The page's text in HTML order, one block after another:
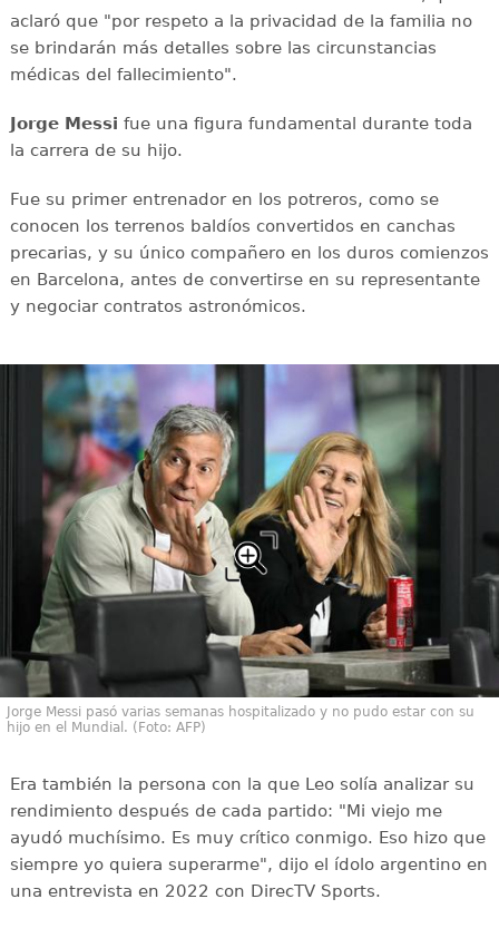
aclaró que "por respeto a la privacidad de la familia no
se brindarán más detalles sobre las circunstancias
médicas del fallecimiento".
Jorge Messi fue una figura fundamental durante toda
la carrera de su hijo.
Fue su primer entrenador en los potreros, como se
conocen los terrenos baldíos convertidos en canchas
precarias, y su único compañero en los duros comienzos
en Barcelona, antes de convertirse en su representante
y negociar contratos astronómicos.
Jorge Messi pasó varias semanas hospitalizado y no pudo estar con su
hijo en el Mundial. (Foto: AFP)
Era también la persona con la que Leo solía analizar su
rendimiento después de cada partido: "Mi viejo me
ayudó muchísimo. Es muy crítico conmigo. Eso hizo que
siempre yo quiera superarme", dijo el ídolo argentino en
una entrevista en 2022 con DirecTV Sports.